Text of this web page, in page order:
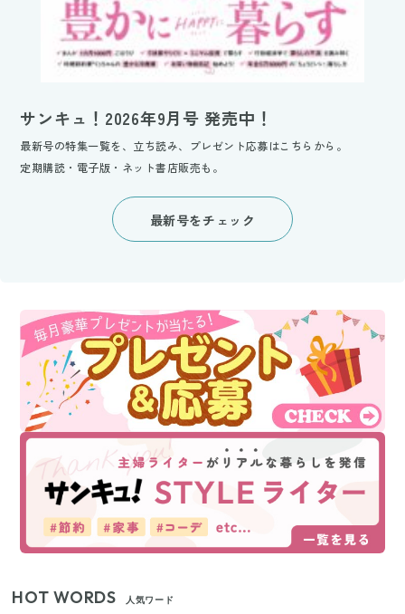
サンキュ！2026年9月号 発売中！
最新号の特集一覧を、立ち読み、プレゼント応募はこちらから。
定期購読・電子版・ネット書店販売も。
最新号をチェック
HOT WORDS 人気ワード